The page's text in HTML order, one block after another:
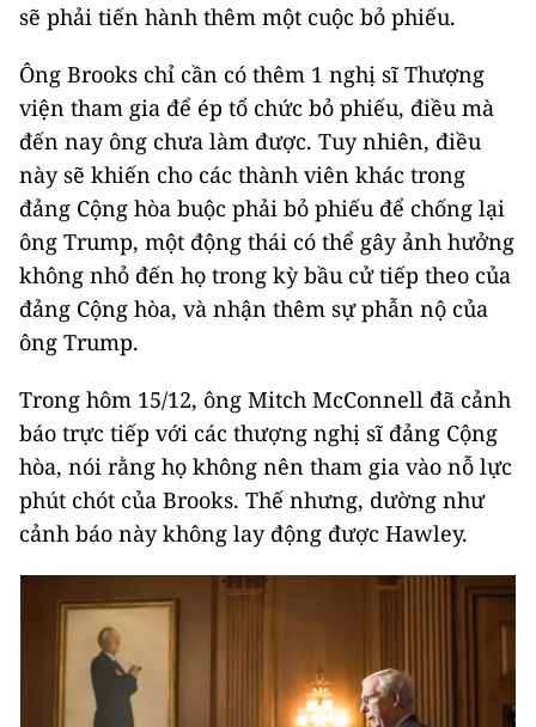
sẽ phải tiến hành thêm một cuộc bỏ phiếu.
Ông Brooks chỉ cần có thêm 1 nghị sĩ Thượng
viện tham gia để ép tổ chức bỏ phiếu, điều mà
đến nay ông chưa làm được. Tuy nhiên, điều
này sẽ khiến cho các thành viên khác trong
đảng Cộng hòa buộc phải bỏ phiếu để chống lại
ông Trump, một động thái có thể gây ảnh hưởng
không nhỏ đến họ trong kỳ bầu cử tiếp theo của
đảng Cộng hòa, và nhận thêm sự phẫn nộ của
ông Trump.
Trong hôm 15/12, ông Mitch McConnell đã cảnh
báo trực tiếp với các thượng nghị sĩ đảng Cộng
hòa, nói rằng họ không nên tham gia vào nỗ lực
phút chót của Brooks. Thế nhưng, dường như
cảnh báo này không lay động được Hawley.